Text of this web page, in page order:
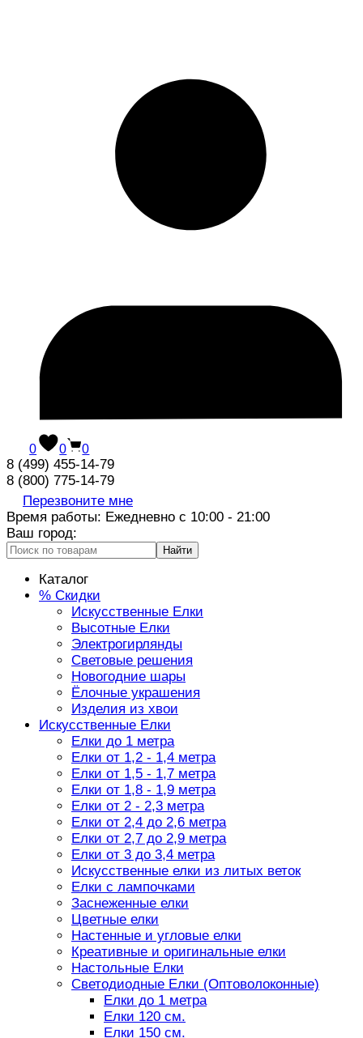
0 0 0
8 (499) 455-14-79
8 (800) 775-14-79
Перезвоните мне
Время работы: Ежедневно с 10:00 - 21:00
Ваш город:
Найти
Каталог
% Скидки
Искусственные Елки
Высотные Елки
Электрогирлянды
Световые решения
Новогодние шары
Ёлочные украшения
Изделия из хвои
Искусственные Елки
Елки до 1 метра
Елки от 1,2 - 1,4 метра
Елки от 1,5 - 1,7 метра
Елки от 1,8 - 1,9 метра
Елки от 2 - 2,3 метра
Елки от 2,4 до 2,6 метра
Елки от 2,7 до 2,9 метра
Елки от 3 до 3,4 метра
Искусственные елки из литых веток
Елки с лампочками
Заснеженные елки
Цветные елки
Настенные и угловые елки
Креативные и оригинальные елки
Настольные Елки
Светодиодные Елки (Оптоволоконные)
Елки до 1 метра
Елки 120 см.
Елки 150 см.